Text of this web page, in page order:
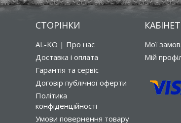
СТОРІНКИ
AL-KO | Про нас
Доставка і оплата
Гарантія та сервіс
Договір публічної оферти
Політика
конфіденційності
Умови повернення товару
КАБІНЕТ
Мої
Мій